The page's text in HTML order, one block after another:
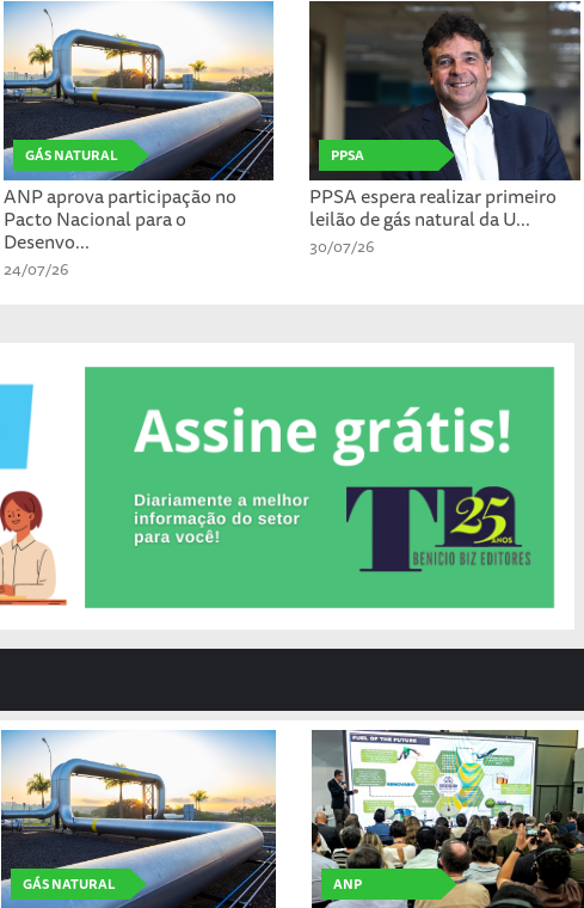
GÁS NATURAL
ANP aprova participação no
Pacto Nacional para o
Desenvo...
24/07/26
PPSA
PPSA espera realizar primeiro
leilão de gás natural da U...
30/07/26
GÁS NATURAL ANP